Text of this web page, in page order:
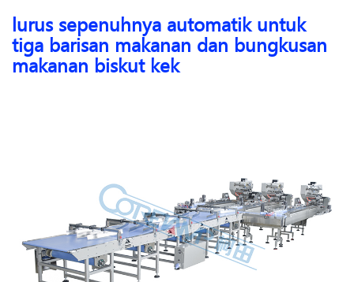
lurus sepenuhnya automatik untuk
tiga barisan makanan dan bungkusan
makanan biskut kek